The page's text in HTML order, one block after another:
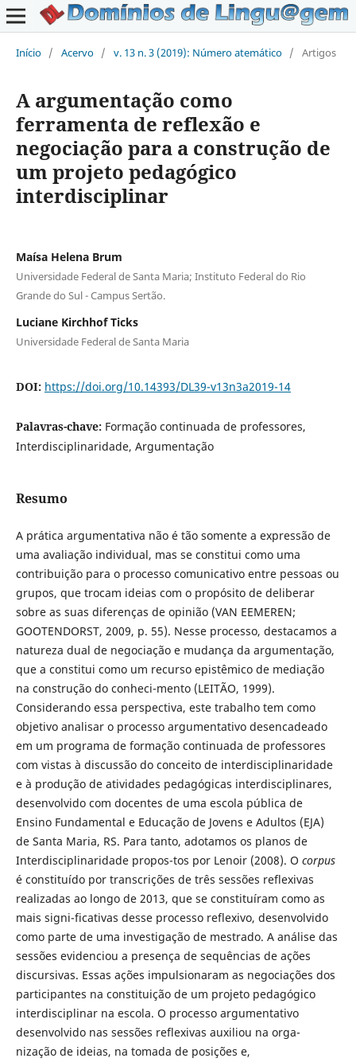
Início / Acervo / v. 13 n. 3 (2019): Número atemático / Artigos
A argumentação como
ferramenta de reflexão e
negociação para a construção de
um projeto pedagógico
interdisciplinar
Maísa Helena Brum
Universidade Federal de Santa Maria; Instituto Federal do Rio
Grande do Sul - Campus Sertão.
Luciane Kirchhof Ticks
Universidade Federal de Santa Maria
DOI: https://doi.org/10.14393/DL39-v13n3a2019-14
Palavras-chave: Formação continuada de professores,
Interdisciplinaridade, Argumentação
Resumo
A prática argumentativa não é tão somente a expressão de
uma avaliação individual, mas se constitui como uma
contribuição para o processo comunicativo entre pessoas ou
grupos, que trocam ideias com o propósito de deliberar
sobre as suas diferenças de opinião (VAN EEMEREN;
GOOTENDORST, 2009, p. 55). Nesse processo, destacamos a
natureza dual de negociação e mudança da argumentação,
que a constitui como um recurso epistêmico de mediação
na construção do conheci-mento (LEITÃO, 1999).
Considerando essa perspectiva, este trabalho tem como
objetivo analisar o processo argumentativo desencadeado
em um programa de formação continuada de professores
com vistas à discussão do conceito de interdisciplinaridade
e à produção de atividades pedagógicas interdisciplinares,
desenvolvido com docentes de uma escola pública de
Ensino Fundamental e Educação de Jovens e Adultos (EJA)
de Santa Maria, RS. Para tanto, adotamos os planos de
Interdisciplinaridade propos-tos por Lenoir (2008). O corpus
é constituído por transcrições de três sessões reflexivas
realizadas ao longo de 2013, que se constituíram como as
mais signi-ficativas desse processo reflexivo, desenvolvido
como parte de uma investigação de mestrado. A análise das
sessões evidenciou a presença de sequências de ações
discursivas. Essas ações impulsionaram as negociações dos
participantes na constituição de um projeto pedagógico
interdisciplinar na escola. O processo argumentativo
desenvolvido nas sessões reflexivas auxiliou na orga-
nização de ideias, na tomada de posições e,